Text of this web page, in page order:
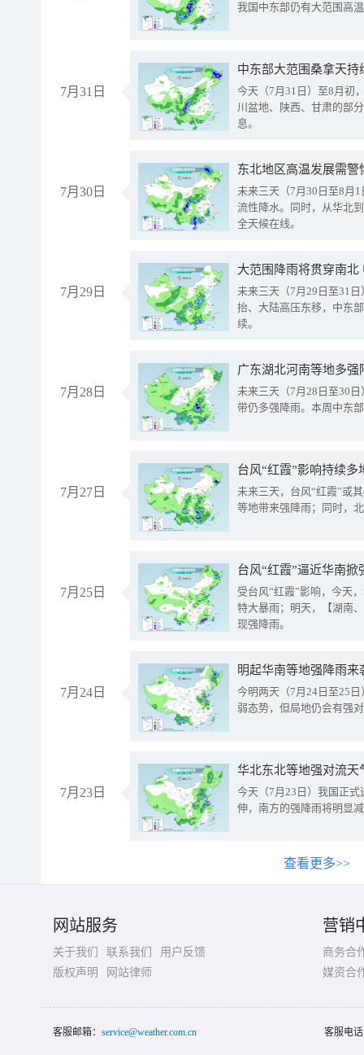
我国中东部仍有大范围高
7月31日
中东部大范围桑拿天
今天（7月31日）至8月初
川盆地、陕西、甘肃的部
息。
7月30日
东北地区高温发展需
未来三天（7月30日至8月
流性降水。同时，从华北
全天候在线。
7月29日
大范围降雨将贯穿南
未来三天（7月29日至31
抬、大陆高压东移，中东
续。
7月28日
广东湖北河南等地多
未来三天（7月28日至30
带仍多强降雨。本周中东
7月27日
台风“红霞”影响持续
未来三天，台风“红霞”或
等地带来强降雨；同时，
7月25日
台风“红霞”逼近华南
受台风“红霞”影响，今天
特大暴雨；明天，【湖南
现强降雨。
7月24日
明起华南等地强降雨
今明两天（7月24日至25
弱态势，但局地仍会有强
7月23日
华北东北等地强对流天
今天（7月23日）我国正
伸，南方的强降雨将明显
查看更多>>
网站服务
关于我们 联系我们
用户反馈
版权声明
网站律师
营销
商务合
媒资合
客服邮箱： service@weather.com.cn 客服电